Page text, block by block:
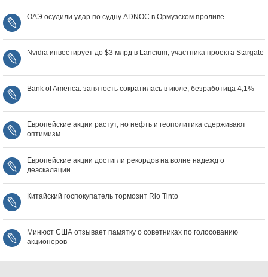
ОАЭ осудили удар по судну ADNOC в Ормузском проливе
Nvidia инвестирует до $3 млрд в Lancium, участника проекта Stargate
Bank of America: занятость сократилась в июле, безработица 4,1%
Европейские акции растут, но нефть и геополитика сдерживают
оптимизм
Европейские акции достигли рекордов на волне надежд о
деэскалации
Китайский госпокупатель тормозит Rio Tinto
Минюст США отзывает памятку о советниках по голосованию
акционеров